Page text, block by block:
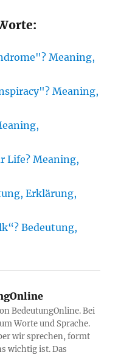
Meaning,
Meaning,
Life? Meaning,
Erklärung,
Bedeutung,
BedeutungOnline. Bei
Worte und Sprache.
wir sprechen, formt
wichtig ist. Das